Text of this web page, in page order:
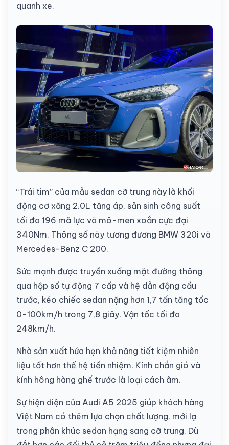
quanh xe.
“Trái tim” của mẫu sedan cỡ trung này là khối
động cơ xăng 2.0L tăng áp, sản sinh công suất
tối đa 196 mã lực và mô-men xoắn cực đại
340Nm. Thông số này tương đương BMW 320i và
Mercedes-Benz C 200.
Sức mạnh được truyền xuống mặt đường thông
qua hộp số tự động 7 cấp và hệ dẫn động cầu
trước, kéo chiếc sedan nặng hơn 1,7 tấn tăng tốc
0-100km/h trong 7,8 giây. Vận tốc tối đa
248km/h.
Nhà sản xuất hứa hẹn khả năng tiết kiệm nhiên
liệu tốt hơn thế hệ tiền nhiệm. Kính chắn gió và
kính hông hàng ghế trước là loại cách âm.
Sự hiện diện của Audi A5 2025 giúp khách hàng
Việt Nam có thêm lựa chọn chất lượng, mới lạ
trong phân khúc sedan hạng sang cỡ trung. Dù